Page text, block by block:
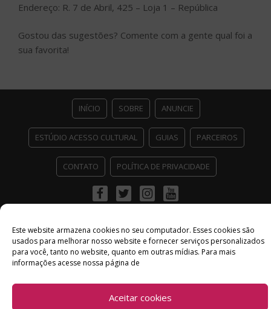
Este website armazena cookies no seu computador. Esses cookies são
usados ​​para melhorar nosso website e fornecer serviços personalizados
para você, tanto no website, quanto em outras mídias. Para mais
informações acesse nossa página de
Aceitar cookies
Endereço: R. 7 de Abril, 425 – Loja 1 – República
Gostou das sugestões? Comente com a gente qual foi a
sua favorita!
INÍCIO SOBRE ANUNCIE
ESTÚDIO ACESSO CULTURAL GUIAS PARCEIROS
CONTATO POLÍTICA DE PRIVACIDADE
FacebookTwitterInstagramYoutube
Desenvolvido por